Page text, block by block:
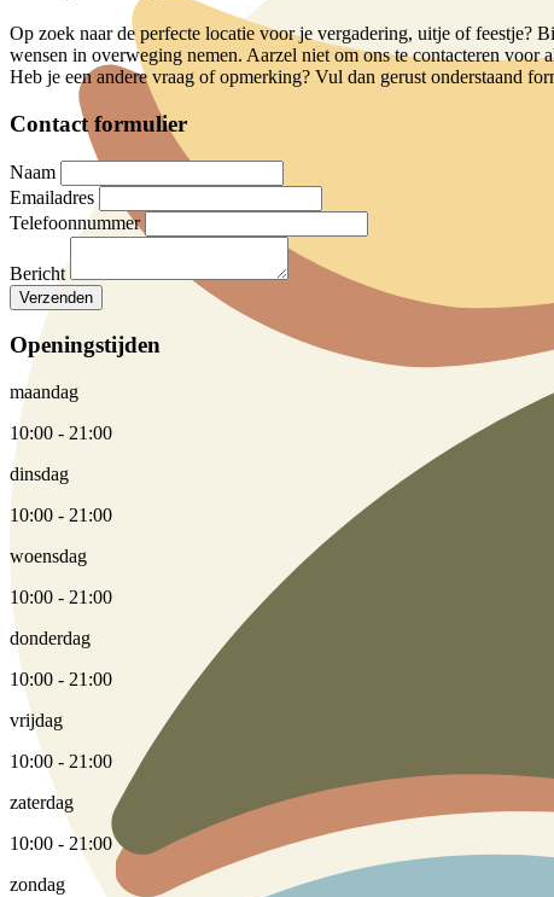
Op zoek naar de perfecte locatie voor je vergadering, uitje of feestje?
wensen in overweging nemen. Aarzel niet om ons te contacteren voor
Heb je een andere vraag of opmerking? Vul dan gerust onderstaand
Contact formulier
Naam
Emailadres
Telefoonnummer
Bericht
Verzenden
Openingstijden
maandag
10:00 - 21:00
dinsdag
10:00 - 21:00
woensdag
10:00 - 21:00
donderdag
10:00 - 21:00
vrijdag
10:00 - 21:00
zaterdag
10:00 - 21:00
zondag